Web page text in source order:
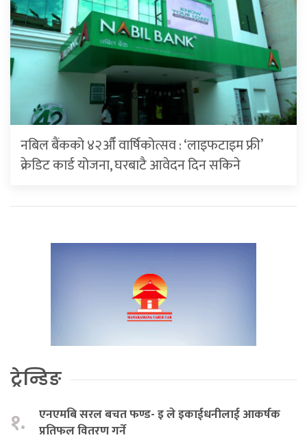
नबिल बैंकको ४२औँ वार्षिकोत्सव : ‘लाइफटाइम फ्री’
क्रेडिट कार्ड योजना, घरबाटै आवेदन दिन सकिने
ट्रेन्डिङ
१.
एनएमबि सरल बचत फण्ड- इ ले इकाईधनीलाई आकर्षक
प्रतिफल वितरण गर्ने